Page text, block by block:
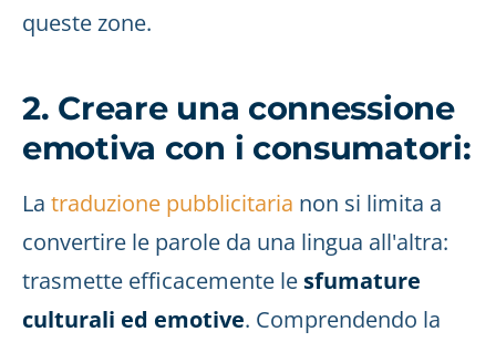
queste zone.
2. Creare una connessione
emotiva con i consumatori:
La traduzione pubblicitaria non si limita a
convertire le parole da una lingua all'altra:
trasmette efficacemente le sfumature
culturali ed emotive. Comprendendo la